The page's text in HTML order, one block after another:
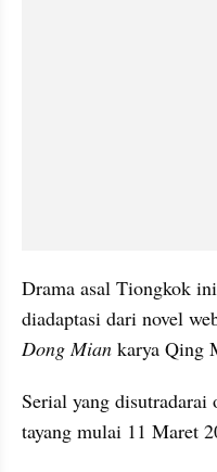
Drama asal Tiongkok
diadaptasi dari novel
Dong Mian karya Qing
Serial yang
tayang mulai 11 Maret